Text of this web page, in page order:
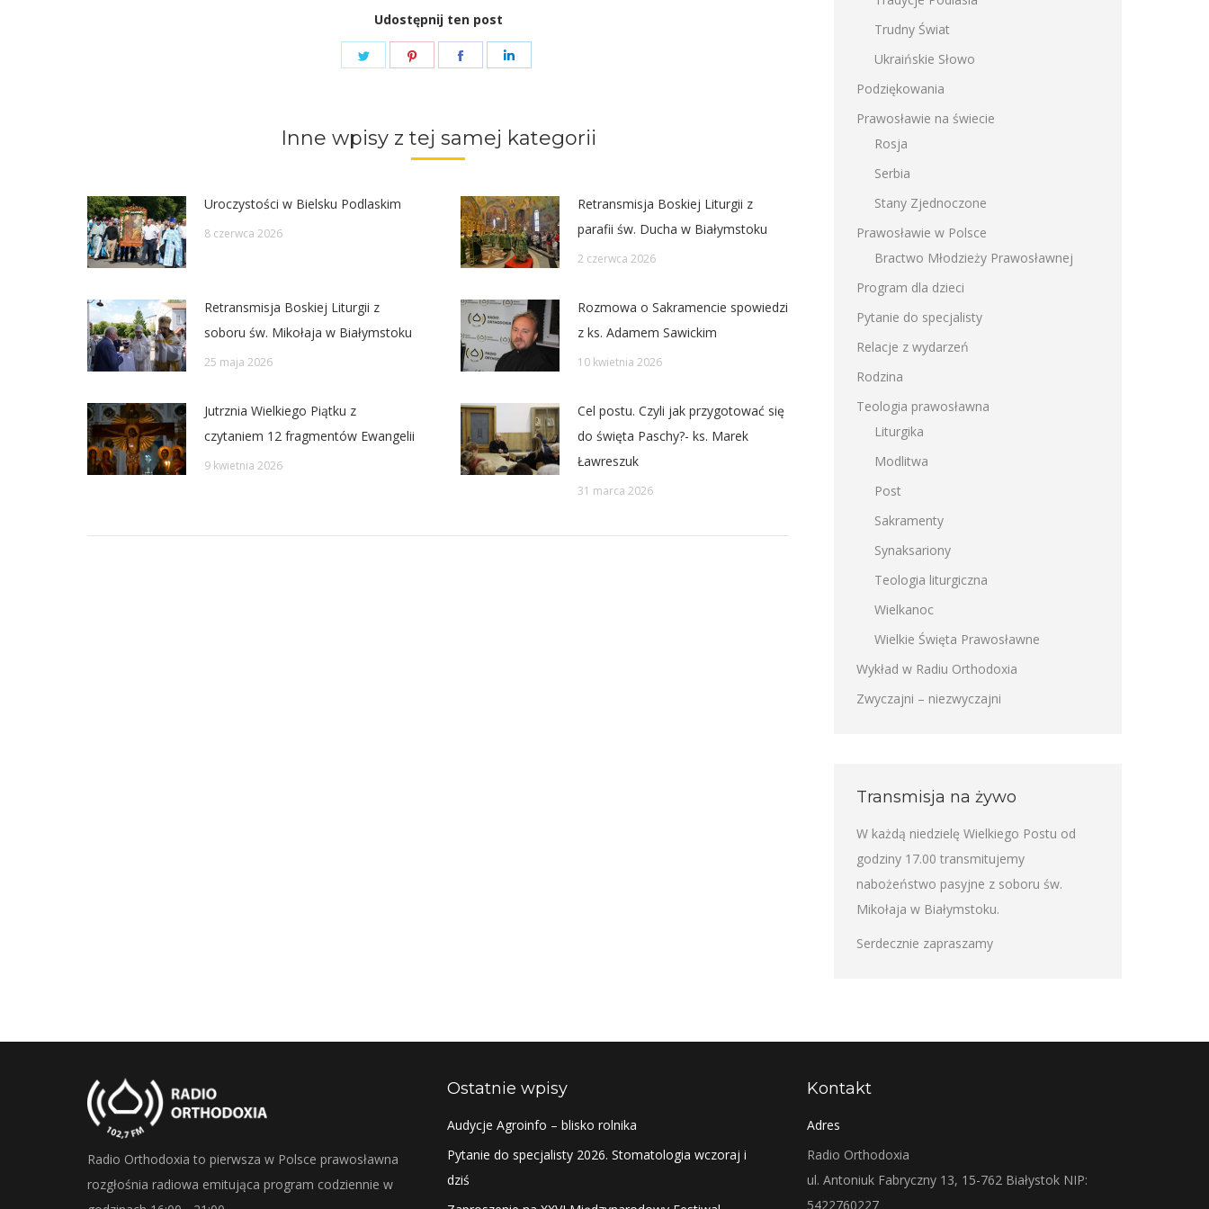
Udostępnij ten post
Share
Share
Share
Inne wpisy z tej samej kategorii
Uroczystości w Bielsku Podlaskim
8 czerwca 2026
Retransmisja Boskiej Liturgii z
parafii św. Ducha w Białymstoku
2 czerwca 2026
Retransmisja Boskiej Liturgii z
soboru św. Mikołaja w Białymstoku
25 maja 2026
Rozmowa o Sakramencie spowiedzi
z ks. Adamem Sawickim
10 kwietnia 2026
Jutrznia Wielkiego Piątku z
czytaniem 12 fragmentów Ewangelii
9 kwietnia 2026
Cel postu. Czyli jak przygotować się
do święta Paschy?- ks. Marek
Ławreszuk
31 marca 2026
Trudny Świat
Ukraińskie Słowo
Podziękowania
Prawosławie na świecie
Rosja
Serbia
Stany Zjednoczone
Prawosławie w Polsce
Bractwo Młodzieży Prawosławnej
Program dla dzieci
Pytanie do specjalisty
Relacje z wydarzeń
Rodzina
Teologia prawosławna
Liturgika
Modlitwa
Post
Sakramenty
Synaksariony
Teologia liturgiczna
Wielkanoc
Wielkie Święta Prawosławne
Wykład w Radiu Orthodoxia
Zwyczajni – niezwyczajni
Transmisja na żywo
W każdą niedzielę Wielkiego Postu od
godziny 17.00 transmitujemy
nabożeństwo pasyjne z soboru św.
Mikołaja w Białymstoku.
Serdecznie zapraszamy
Radio Orthodoxia to pierwsza w Polsce prawosławna
rozgłośnia radiowa emitująca program codziennie w
Ostatnie wpisy
Audycje Agroinfo – blisko rolnika
Pytanie do specjalisty 2026. Stomatologia wczoraj i
dziś
Kontakt
Adres
Radio Orthodoxia
ul. Antoniuk Fabryczny 13, 15-762 Białystok NIP:
5422760227